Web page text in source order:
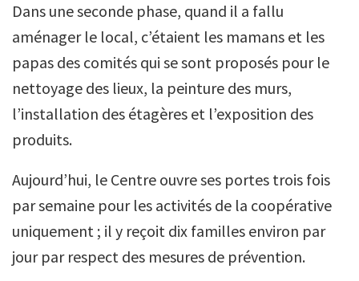
Dans une seconde phase, quand il a fallu
aménager le local, c’étaient les mamans et les
papas des comités qui se sont proposés pour le
nettoyage des lieux, la peinture des murs,
l’installation des étagères et l’exposition des
produits.
Aujourd’hui, le Centre ouvre ses portes trois fois
par semaine pour les activités de la coopérative
uniquement ; il y reçoit dix familles environ par
jour par respect des mesures de prévention.